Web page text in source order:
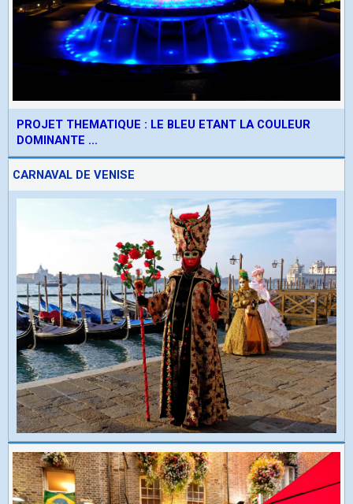
PROJET THEMATIQUE : LE BLEU ETANT LA COULEUR
DOMINANTE ...
CARNAVAL DE VENISE